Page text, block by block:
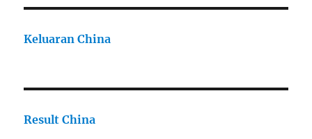
Keluaran China
Result China